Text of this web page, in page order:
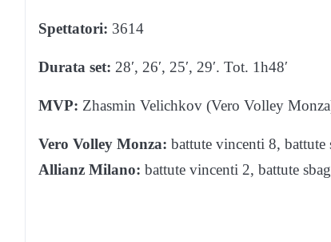
Spettatori: 3614
Durata set: 28′, 26′, 25′, 29′. Tot. 1h48′
MVP: Zhasmin Velichkov (Vero Volley
Vero Volley Monza: battute vincenti 8,
Allianz Milano: battute vincenti 2, battute